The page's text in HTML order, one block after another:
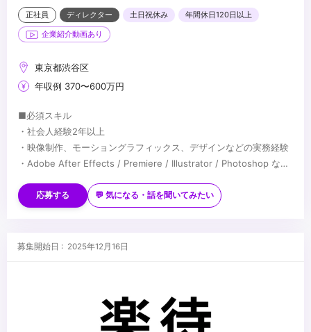
正社員 ディレクター 土日祝休み
年間休日120日以上
企業紹介動画あり
東京都渋谷区
年収例 370〜600万円
■必須スキル
・社会人経験2年以上
・映像制作、モーショングラフィックス、デザインなどの実務経験
・Adobe After Effects / Premiere / Illustrator / Photoshop など
・ポートフォリオの提出が可能な方
・映像ディレクション経験
・3DCGソフト（Cinema 4D / Blender など）の使用経験
・クライアントワークの経験
...
応募する 💬 気になる・話を聞いてみたい
募集開始日 : 2025年12月16日